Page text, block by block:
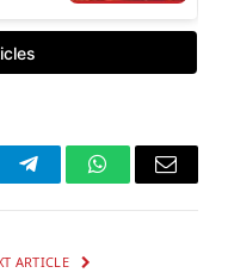
TelegramWhatsApp
Email
ARTICLE